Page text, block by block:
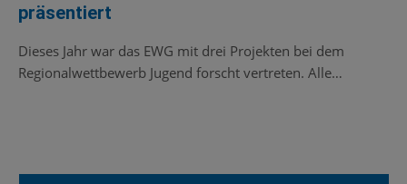
präsentiert
Dieses Jahr war das EWG mit drei Projekten bei dem
Regionalwettbewerb Jugend forscht vertreten. Alle…